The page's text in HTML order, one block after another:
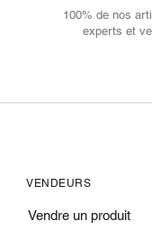
100% de nos
experts et
VENDEURS
Vendre un produit